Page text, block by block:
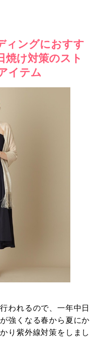
ィングにおすす
け対策のスト
イテム
われるので、一年中日
強くなる春から夏にか
り紫外線対策をしまし